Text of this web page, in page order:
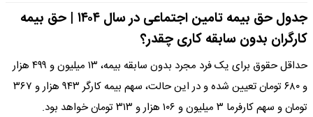
جدول حق بیمه تامین اجتماعی در سال ۱۴۰۴ | حق بیمه
کارگران بدون سابقه کاری چقدر؟
حداقل حقوق برای یک فرد مجرد بدون سابقه بیمه، ۱۳ میلیون و ۴۹۹ هزار
و ۶۸۰ تومان تعیین شده و در این حالت، سهم بیمه کارگر ۹۴۳ هزار و ۳۶۷
تومان و سهم کارفرما ۳ میلیون و ۱۰۶ هزار و ۳۱۳ تومان خواهد بود.